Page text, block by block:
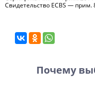
Свидетельство ECBS — прим.
Почему